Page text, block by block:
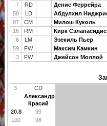
7
RD Денис Феррейра
58
LD Абдулхил
97
CM Милош Куколь
16
RM Кирк Сэлапасидис
6
LM Эзекиль Пьер
59
FW Максим Камкин
3
FW Джейсон Моллой
3
CD
Александр
Красий
20.8
99
100
98